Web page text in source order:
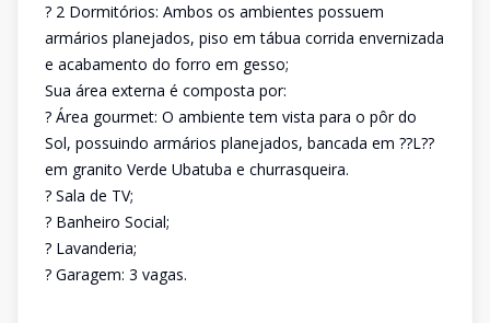
? 2 Dormitórios: Ambos os ambientes possuem
armários planejados, piso em tábua corrida envernizada
e acabamento do forro em gesso;
Sua área externa é composta por:
? Área gourmet: O ambiente tem vista para o pôr do
Sol, possuindo armários planejados, bancada em ??L??
em granito Verde Ubatuba e churrasqueira.
? Sala de TV;
? Banheiro Social;
? Lavanderia;
? Garagem: 3 vagas.